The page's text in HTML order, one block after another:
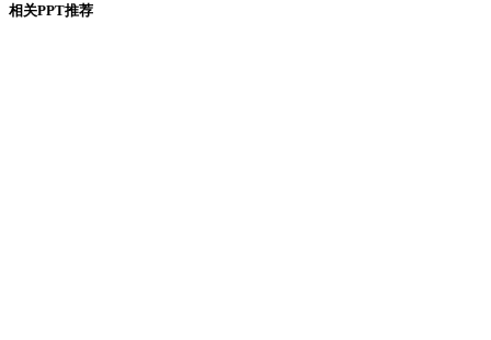
相关PPT推荐